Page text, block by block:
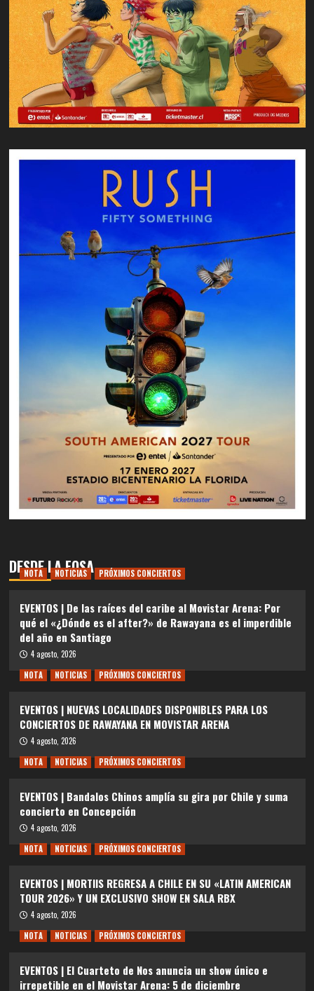
DESDE LA FOSA
NOTA NOTICIAS PRÓXIMOS CONCIERTOS
EVENTOS | De las raíces del caribe al Movistar Arena: Por
qué el «¿Dónde es el after?» de Rawayana es el imperdible
del año en Santiago
4 agosto, 2026
NOTA
NOTICIAS PRÓXIMOS CONCIERTOS
EVENTOS | NUEVAS LOCALIDADES DISPONIBLES PARA LOS
CONCIERTOS DE RAWAYANA EN MOVISTAR ARENA
4 agosto, 2026
NOTA
NOTICIAS PRÓXIMOS CONCIERTOS
EVENTOS | Bandalos Chinos amplía su gira por Chile y suma
concierto en Concepción
4 agosto, 2026
NOTA
NOTICIAS PRÓXIMOS CONCIERTOS
EVENTOS | MORTIIS REGRESA A CHILE EN SU «LATIN AMERICAN
TOUR 2026» Y UN EXCLUSIVO SHOW EN SALA RBX
4 agosto, 2026
NOTA
NOTICIAS PRÓXIMOS CONCIERTOS
EVENTOS | El Cuarteto de Nos anuncia un show único e
irrepetible en el Movistar Arena: 5 de diciembre